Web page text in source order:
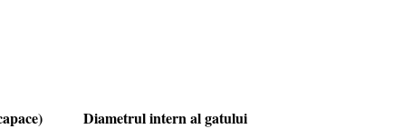
Diametrul intern al gatului